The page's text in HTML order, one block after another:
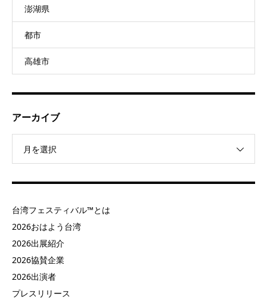
澎湖県
都市
高雄市
アーカイブ
月を選択
台湾フェスティバル™とは
2026おはよう台湾
2026出展紹介
2026協賛企業
2026出演者
プレスリリース